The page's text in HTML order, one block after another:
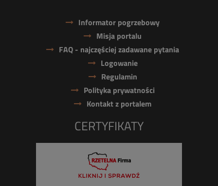
Informator pogrzebowy
Misja portalu
FAQ - najczęściej zadawane pytania
Logowanie
Regulamin
Polityka prywatności
Kontakt z portalem
CERTYFIKATY